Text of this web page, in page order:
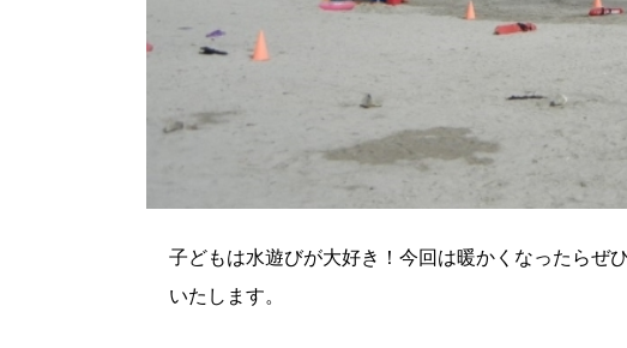
子どもは水遊びが大好き！今回は暖かくなったらぜ
いたします。